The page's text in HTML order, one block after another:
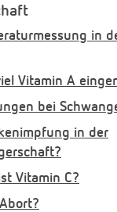
in
Vitamin A
bei
in der
Vitamin C?